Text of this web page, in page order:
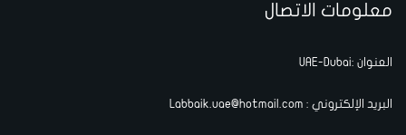
معلومات الاتصال
العنوان :UAE-Dubai
البريد الإلكتروني : Labbaik.uae@hotmail.com